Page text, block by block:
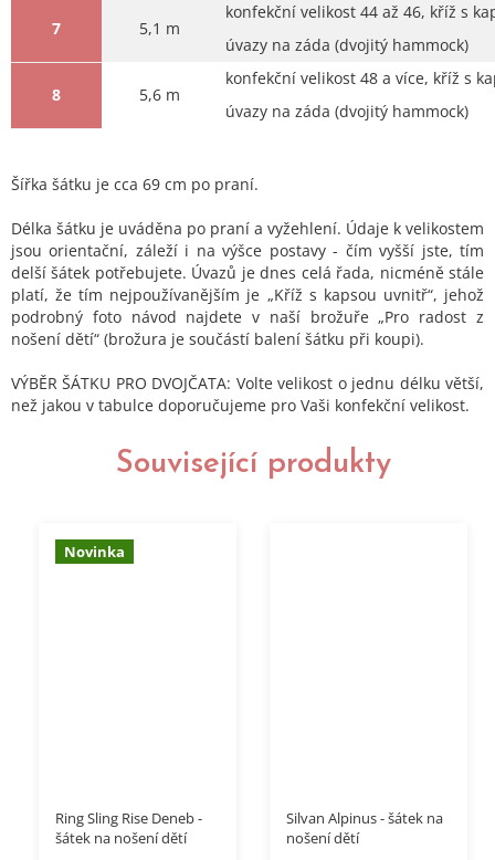
7 5,1 m
konfekční velikost 44 až 46, kříž s
úvazy na záda (dvojitý hammock)
8 5,6 m
konfekční velikost 48 a více, kříž s
úvazy na záda (dvojitý hammock)
Šířka šátku je cca 69 cm po praní.
Délka šátku je uváděna po praní a vyžehlení. Údaje k velikostem
jsou orientační, záleží i na výšce postavy - čím vyšší jste, tím
delší šátek potřebujete. Úvazů je dnes celá řada, nicméně stále
platí, že tím nejpoužívanějším je „Kříž s kapsou uvnitř“, jehož
podrobný foto návod najdete v naší brožuře „Pro radost z
nošení dětí“ (brožura je součástí balení šátku při koupi).
VÝBĚR ŠÁTKU PRO DVOJČATA: Volte velikost o jednu délku větší,
než jakou v tabulce doporučujeme pro Vaši konfekční velikost.
Související produkty
Novinka
Ring Sling Rise Deneb -
šátek na nošení dětí
Silvan Alpinus - šátek na
nošení dětí